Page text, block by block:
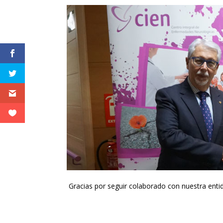
Gracias por seguir colaborado con nuestra